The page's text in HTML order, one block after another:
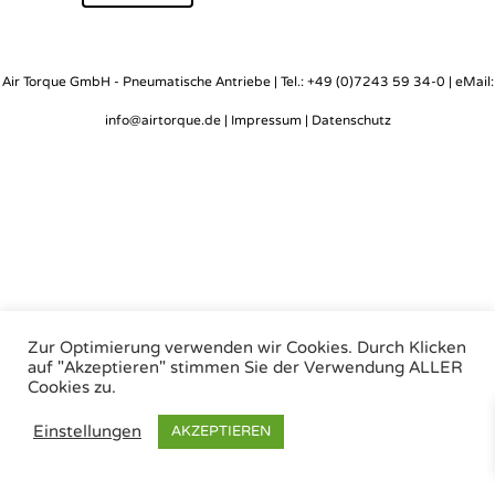
Air Torque GmbH - Pneumatische Antriebe | Tel.: +49 (0)7243 59 34-0 | eMail:
info@airtorque.de | Impressum| Datenschutz
Zur Optimierung verwenden wir Cookies. Durch Klicken
auf "Akzeptieren" stimmen Sie der Verwendung ALLER
Cookies zu.
Einstellungen AKZEPTIEREN